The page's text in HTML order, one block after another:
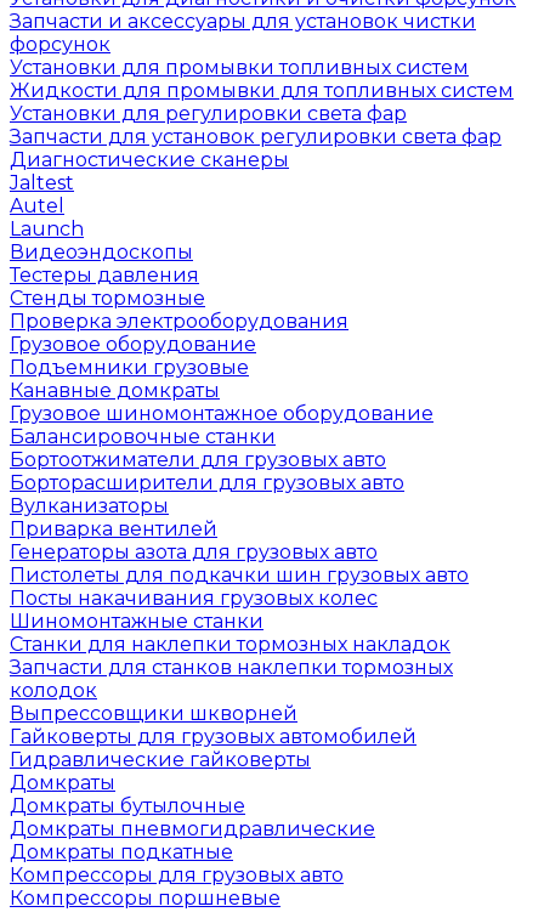
Запчасти и аксессуары для установок чистки
форсунок
Установки для промывки топливных систем
Жидкости для промывки для топливных систем
Установки для регулировки света фар
Запчасти для установок регулировки света фар
Диагностические сканеры
Jaltest
Autel
Launch
Видеоэндоскопы
Тестеры давления
Стенды тормозные
Проверка электрооборудования
Грузовое оборудование
Подъемники грузовые
Канавные домкраты
Грузовое шиномонтажное оборудование
Балансировочные станки
Бортоотжиматели для грузовых авто
Борторасширители для грузовых авто
Вулканизаторы
Приварка вентилей
Генераторы азота для грузовых авто
Пистолеты для подкачки шин грузовых авто
Посты накачивания грузовых колес
Шиномонтажные станки
Станки для наклепки тормозных накладок
Запчасти для станков наклепки тормозных
колодок
Выпрессовщики шкворней
Гайковерты для грузовых автомобилей
Гидравлические гайковерты
Домкраты
Домкраты бутылочные
Домкраты пневмогидравлические
Домкраты подкатные
Компрессоры для грузовых авто
Компрессоры поршневые